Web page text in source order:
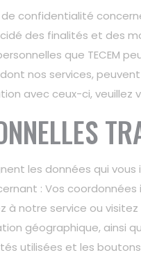
confidentialité
des finalités et
que TECEM
nos services,
avec ceux-ci,
les données qui
: Vos
à notre service ou
géographique, ainsi
utilisées et les